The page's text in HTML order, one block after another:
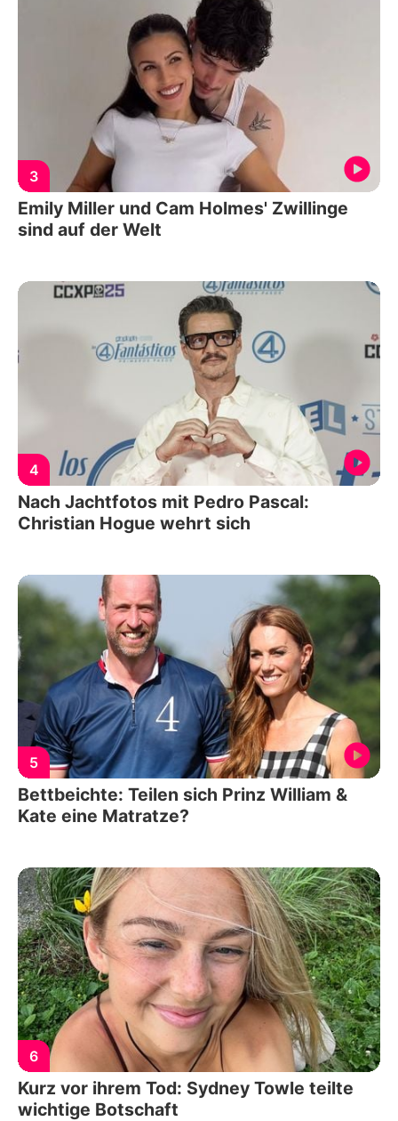
3
Emily Miller und Cam Holmes' Zwillinge
sind auf der Welt
4
Nach Jachtfotos mit Pedro Pascal:
Christian Hogue wehrt sich
5
Bettbeichte: Teilen sich Prinz William &
Kate eine Matratze?
6
Kurz vor ihrem Tod: Sydney Towle teilte
wichtige Botschaft